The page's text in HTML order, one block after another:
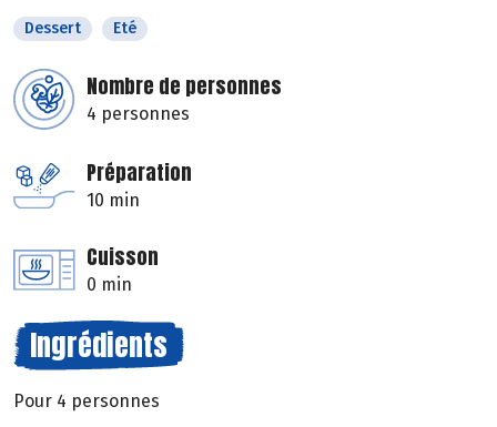
Dessert Eté
Nombre de personnes
4 personnes
Préparation
10 min
Cuisson
0 min
Ingrédients
Pour 4 personnes